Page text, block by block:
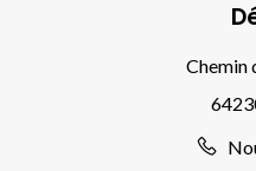
Chemin